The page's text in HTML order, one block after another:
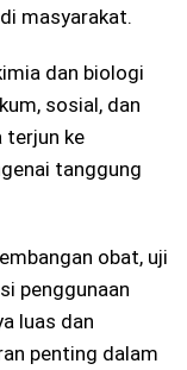
masyarakat.
dan biologi
sosial, dan
terjun ke
tanggung
obat, uji
penggunaan
luas dan
penting dalam